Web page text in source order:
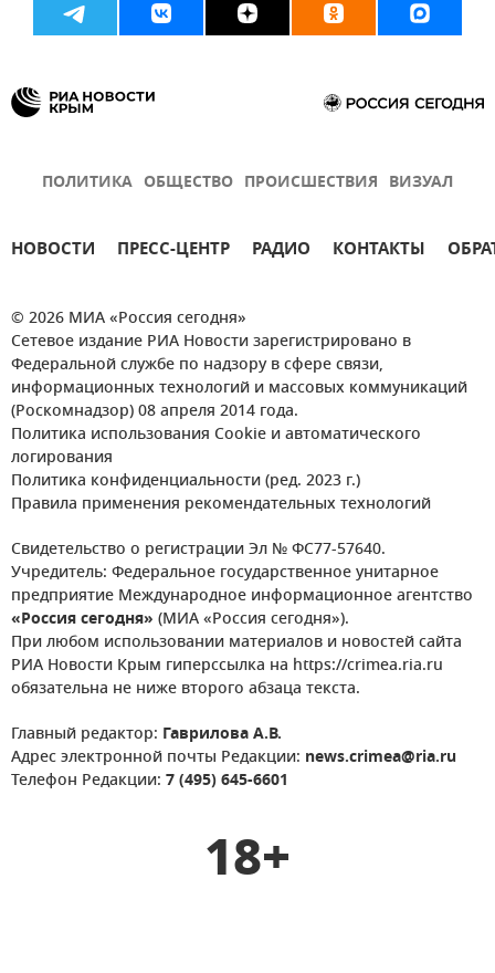
ПОЛИТИКА ОБЩЕСТВО ПРОИСШЕСТВИЯ ВИЗУАЛ
НОВОСТИ ПРЕСС-ЦЕНТР РАДИО КОНТАКТЫ
© 2026 МИА «Россия сегодня»
Сетевое издание РИА Новости зарегистрировано в
Федеральной службе по надзору в сфере связи,
информационных технологий и массовых коммуникаций
(Роскомнадзор) 08 апреля 2014 года.
Политика использования Cookie и автоматического
логирования
Политика конфиденциальности (ред. 2023 г.)
Правила применения рекомендательных технологий
Свидетельство о регистрации Эл № ФС77-57640.
Учредитель: Федеральное государственное унитарное
предприятие Международное информационное агентство
«Россия сегодня» (МИА «Россия сегодня»).
При любом использовании материалов и новостей сайта
РИА Новости Крым гиперссылка на https://crimea.ria.ru
обязательна не ниже второго абзаца текста.
Главный редактор: Гаврилова А.В.
Адрес электронной почты Редакции: news.crimea@ria.ru
Телефон Редакции: 7 (495) 645-6601
18+